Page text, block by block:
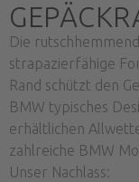
Die
strapazierfähige
Rand schützt den
BMW typisches
erhältlichen
zahlreiche BMW
Unser Nachlass: